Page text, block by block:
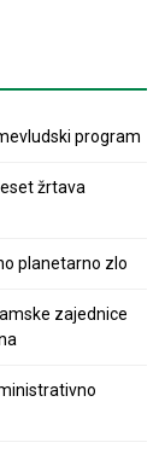
program
žrtava
planetarno zlo
zajednice